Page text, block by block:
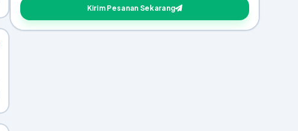
Kirim Pesanan Sekarang